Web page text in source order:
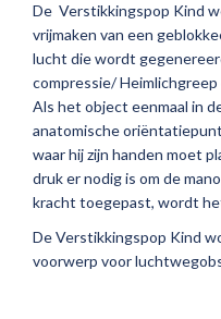
De Verstikkingspop Kind
vrijmaken van een
lucht die wordt
compressie/
Als het object eenmaal in
anatomische
waar hij zijn handen moet
druk er nodig is om de
kracht toegepast, wordt
De Verstikkingspop Kind
voorwerp voor